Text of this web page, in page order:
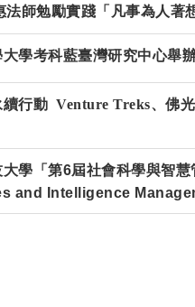
師勉勵實踐「凡事為人
大學考科藍臺灣研究中心舉
續行動 Venture Treks、佛
大學「第6屆社會科學與智
and Intelligence